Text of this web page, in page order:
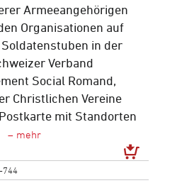
Armeeangehörigen
Organisationen auf
in der
Verband
Social Romand,
Christlichen Vereine
mit Standorten
744